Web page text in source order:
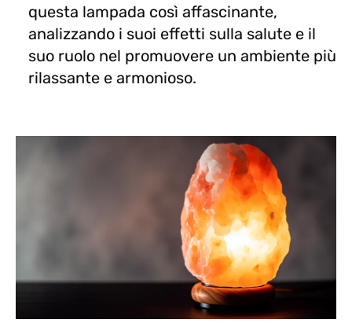
questa lampada così affascinante,
analizzando i suoi effetti sulla salute e il
suo ruolo nel promuovere un ambiente più
rilassante e armonioso.